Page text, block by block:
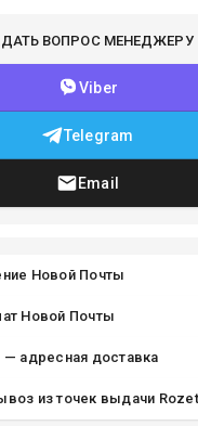
ВОПРОС МЕНЕДЖЕРУ
Viber
Telegram
Email
Новой Почты
Новой Почты
— адресная доставка
из точек выдачи